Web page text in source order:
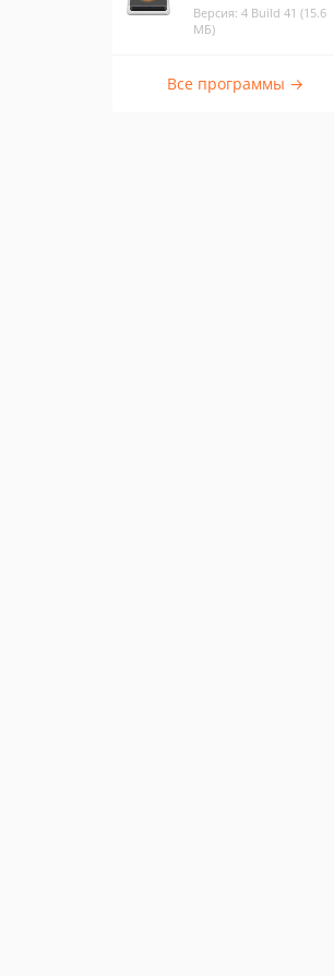
Версия: 4 Build 41 (15.6
МБ)
Все программы →